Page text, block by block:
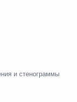
и стенограммы